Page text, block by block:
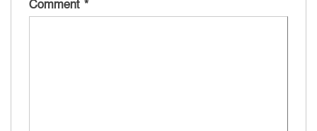
Comment *